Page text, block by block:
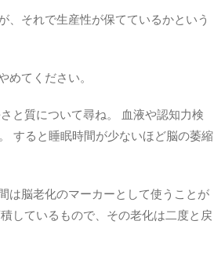
、それで生産性が保てているかという
てください。
と質について尋ね。 血液や認知力検
すると睡眠時間が少ないほど脳の萎縮
は脳老化のマーカーとして使うことが
しているもので、その老化は二度と戻